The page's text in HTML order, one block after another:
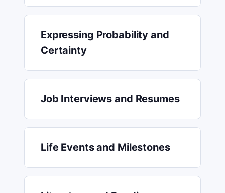
Expressing Probability and
Certainty
Job Interviews and Resumes
Life Events and Milestones